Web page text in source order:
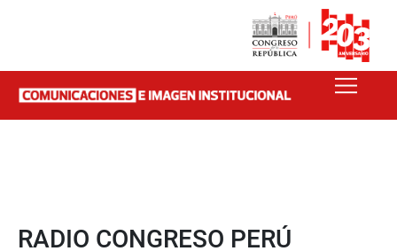
RADIO CONGRESO PERÚ